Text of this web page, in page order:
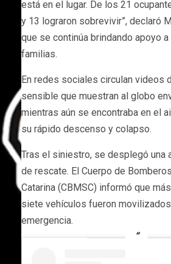
está en el lugar. De los 21
y 13 lograron sobrevivir”, declaró
que se continúa brindando apoyo
familias.
En redes sociales circulan videos
sensible que muestran al globo
mientras aún se encontraba en el
su rápido descenso y colapso.
Tras el siniestro, se desplegó una
de rescate. El Cuerpo de
Catarina (CBMSC) informó que
siete vehículos fueron
emergencia.